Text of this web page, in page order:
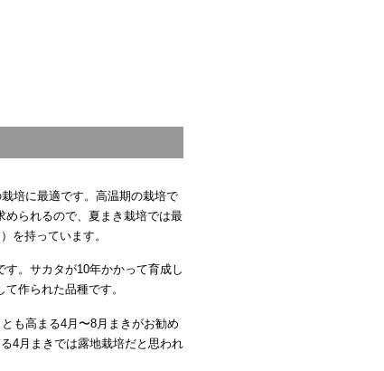
培に最適です。高温期の栽培で
められるので、夏まき栽培では最
を持っています。
。サカタが10年かかって育成し
作られた品種です。
も高まる4月〜8月まきがお勧め
4月まきでは露地栽培だと思われ